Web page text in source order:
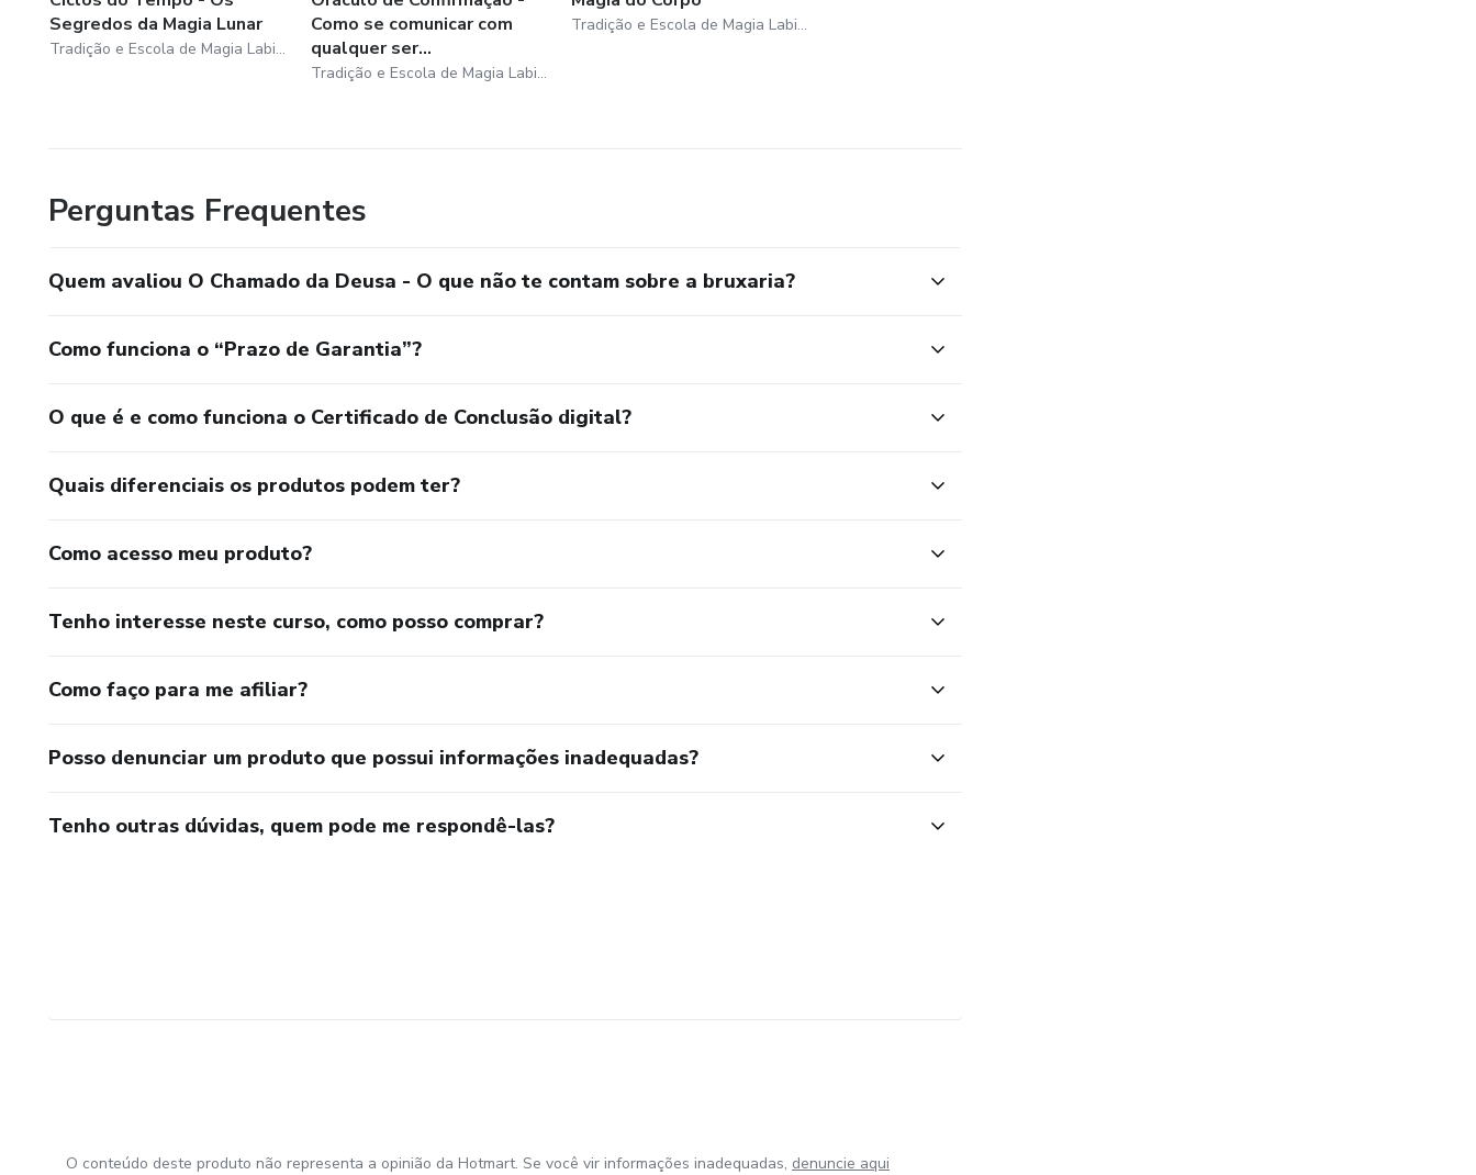
Esse curso é aberto a toda a comunidade, buscadores e alunos da Tradição Labirinto das
Bruxas.
Segredos da Magia Lunar
Tradição e Escola de Magia Labirinto das Bruxas
Como se comunicar com
qualquer ser...
Tradição e Escola de Magia Labirinto das Bruxas
Tradição e Escola de Magia Labirinto das Bruxas
Perguntas Frequentes
Quem avaliou O Chamado da Deusa - O que não te contam sobre a bruxaria?
Como funciona o “Prazo de Garantia”?
O que é e como funciona o Certificado de Conclusão digital?
Quais diferenciais os produtos podem ter?
Como acesso meu produto?
Tenho interesse neste curso, como posso comprar?
Como faço para me afiliar?
Posso denunciar um produto que possui informações inadequadas?
Tenho outras dúvidas, quem pode me respondê-las?
O conteúdo deste produto não representa a opinião da Hotmart. Se você vir informações inadequadas, denuncie aqui